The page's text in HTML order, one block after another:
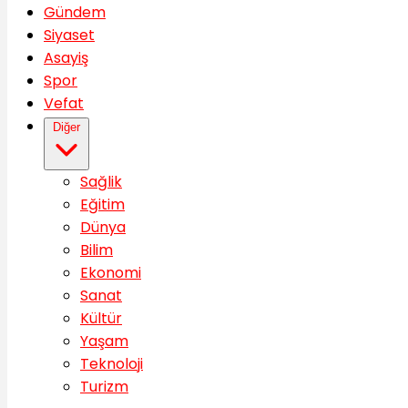
Gündem
Siyaset
Asayiş
Spor
Vefat
Diğer
Sağlik
Eğitim
Dünya
Bilim
Ekonomi
Sanat
Kültür
Yaşam
Teknoloji
Turizm